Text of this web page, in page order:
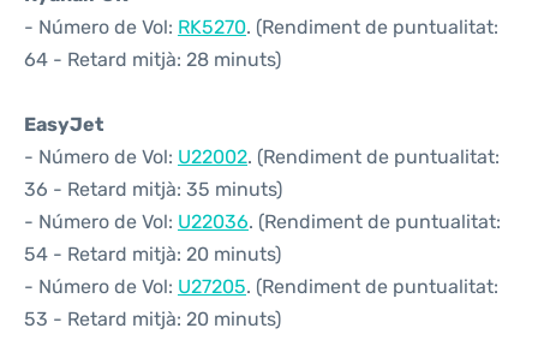
- Número de Vol: RK5270. (Rendiment de puntualitat:
64 - Retard mitjà: 28 minuts)
EasyJet
- Número de Vol: U22002. (Rendiment de puntualitat:
36 - Retard mitjà: 35 minuts)
- Número de Vol: U22036. (Rendiment de puntualitat:
54 - Retard mitjà: 20 minuts)
- Número de Vol: U27205. (Rendiment de puntualitat:
53 - Retard mitjà: 20 minuts)